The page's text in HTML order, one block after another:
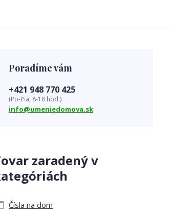
zaradený v
Čísla na dom
Poradíme vám
+421 948 770 425
(Po-Pia, 8-18 hod.)
info@umeniedomova.sk